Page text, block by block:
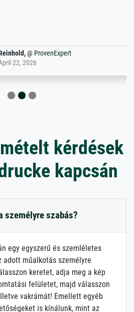
kérdések
kapcsán
személyre szabás?
egy egyszerű és szemléletes
adott műalkotás személyre
keretet, adja meg a kép
felületet, majd válasszon
vakrámát! Emellett egyéb
is kínálunk, mint az